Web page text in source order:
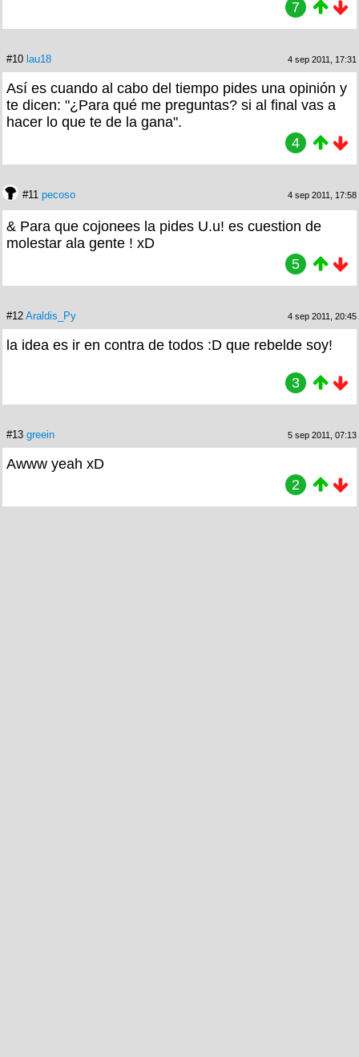
7
#10 lau18 4 sep 2011, 17:31
Así es cuando al cabo del tiempo pides una opinión y
te dicen: "¿Para qué me preguntas? si al final vas a
hacer lo que te de la gana".
4
#11 pecoso 4 sep 2011, 17:58
& Para que cojonees la pides U.u! es cuestion de
molestar ala gente ! xD
5
#12 Araldis_Py 4 sep 2011, 20:45
la idea es ir en contra de todos :D que rebelde soy!
3
#13 greein 5 sep 2011, 07:13
Awww yeah xD
2